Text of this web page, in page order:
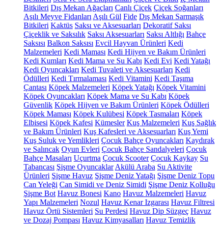
Bitkileri Dış Mekan Ağaçları Canlı Çiçek Çiçek Soğanları
Aşılı Meyve Fidanları Aşılı Gül Fide Dış Mekan Sarmaşık
Bitkileri Kaktüs Saksı ve Aksesuarları Dekoratif Saksı
Çiçeklik ve Saksılık Saksı Aksesuarları Saksı Altlığı Bahçe
Saksısı Balkon Saksısı Evcil Hayvan Ürünleri Kedi
Malzemeleri Kedi Maması Kedi Hijyen ve Bakım Ürünleri
Kedi Kumları Kedi Mama ve Su Kabı Kedi Evi Kedi Yatağı
Kedi Oyuncakları Kedi Tuvaleti ve Aksesuarları Kedi
Ödülleri Kedi Tırmalaması Kedi Vitamini Kedi Taşıma
Çantası Köpek Malzemeleri Köpek Yatağı Köpek Vitamini
Köpek Oyuncakları Köpek Mama ve Su Kabı Köpek
Güvenlik Köpek Hijyen ve Bakım Ürünleri Köpek Ödülleri
Köpek Maması Köpek Kulübesi Köpek Tasmaları Köpek
Elbisesi Köpek Kafesi Kümesler Kuş Malzemeleri Kuş Sağlık
ve Bakım Ürünleri Kuş Kafesleri ve Aksesuarları Kuş Yemi
Kuş Suluk ve Yemlikleri Çocuk Bahçe Oyuncakları Kaydırak
ve Salıncak Oyun Evleri Çocuk Bahçe Sandalyeleri Çocuk
Bahçe Masaları Uçurtma Çocuk Scooter Çocuk Kaykay Su
Tabancası Şişme Oyuncaklar Akülü Araba Su Aktivite
Ürünleri Şişme Havuz Şişme Deniz Yatağı Şişme Deniz Topu
Can Yeleği Can Simidi ve Deniz Simidi Şişme Deniz Kolluğu
Şişme Bot Havuz Bonesi Kano Havuz Malzemeleri Havuz
Yapı Malzemeleri Nozul Havuz Kenar Izgarası Havuz Filtresi
Havuz Örtü Sistemleri Su Perdesi Havuz Dip Süzgeç Havuz
ve Dozaj Pompası Havuz Kimyasalları Havuz Temizlik